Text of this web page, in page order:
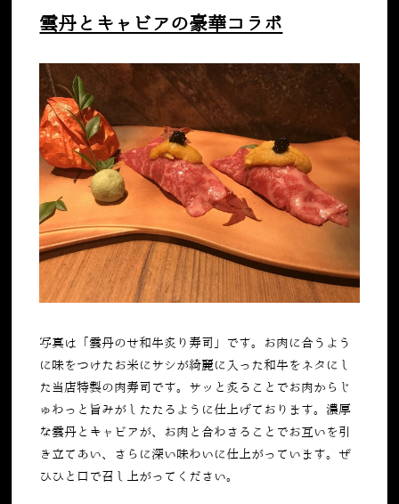
雲丹とキャビアの豪華コラボ
写真は「雲丹のせ和牛炙り寿司 」です。お肉に合うよう
に味をつけたお米にサシが綺麗に入った和牛をネタにし
た当店特製の肉寿司です。サッと炙ることでお肉からじ
ゅわっと旨みがしたたるように仕上げております。濃厚
な雲丹とキャビアが、お肉と合わさることでお互いを引
き立てあい、さらに深い味わいに仕上がっています。ぜ
ひひと口で召し上がってください。